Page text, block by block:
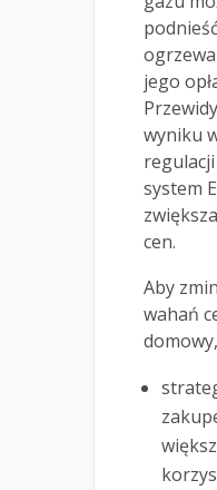
jego
wyniku
system
cen.
Aby
wahań